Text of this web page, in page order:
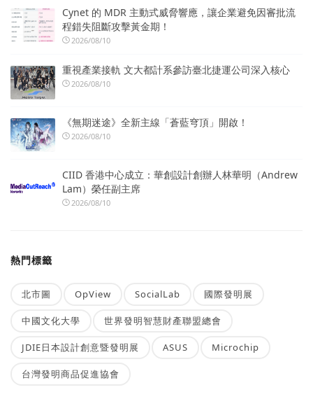
Cynet 的 MDR 主動式威脅響應，讓企業避免因審批流
程錯失阻斷攻擊黃金期！
2026/08/10
重視產業接軌 文大都計系參訪臺北捷運公司深入核心
2026/08/10
《無期迷途》全新主線「蒼藍穹頂」開啟！
2026/08/10
CIID 香港中心成立：華創設計創辦人林華明（Andrew
Lam）榮任副主席
2026/08/10
熱門標籤
北市圖 OpView SocialLab 國際發明展
中國文化大學 世界發明智慧財產聯盟總會
JDIE日本設計創意暨發明展 ASUS Microchip
台灣發明商品促進協會